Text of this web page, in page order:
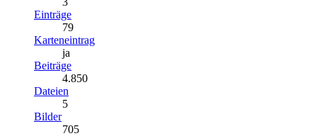
Einträge
79
Karteneintrag
ja
Beiträge
4.850
Dateien
5
Bilder
705